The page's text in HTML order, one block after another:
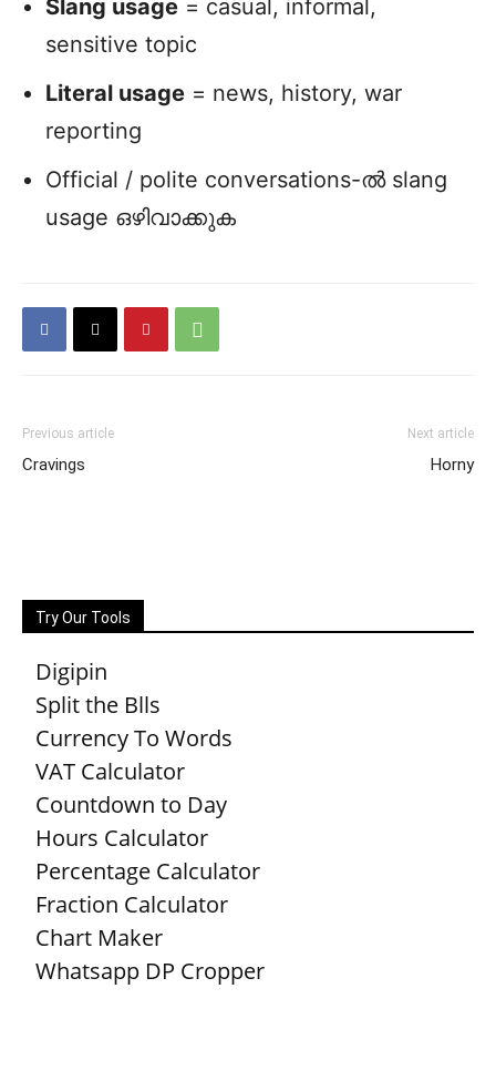
Slang usage = casual, informal,
sensitive topic
Literal usage = news, history, war
reporting
Official / polite conversations-ൽ slang
usage ഒഴിവാക്കുക
Previous article
Cravings
Next article
Horny
Try Our Tools
Digipin
Split the Blls
Currency To Words
VAT Calculator
Countdown to Day
Hours Calculator
Percentage Calculator
Fraction Calculator
Chart Maker
Whatsapp DP Cropper